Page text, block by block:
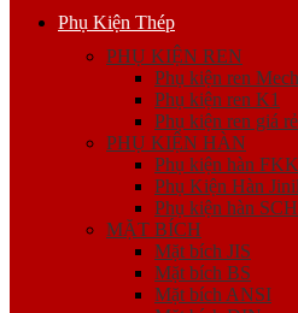
Phụ Kiện Thép
PHỤ KIỆN REN
Phụ kiện ren Mech
Phụ kiện ren K1
Phụ kiện ren giá rẻ
PHỤ KIỆN HÀN
Phụ kiện hàn
Phụ Kiện Hàn
Phụ kiện hàn
MẶT BÍCH
Mặt bích JIS
Mặt bích BS
Mặt bích ANSI